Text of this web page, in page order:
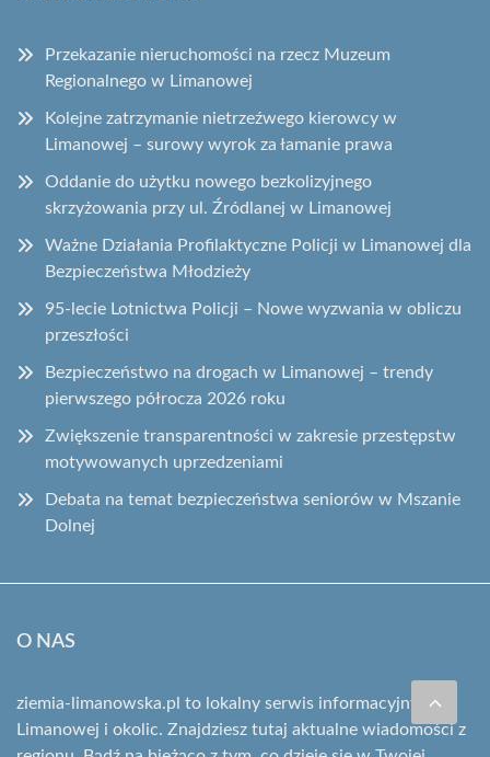
Przekazanie nieruchomości na rzecz Muzeum
Regionalnego w Limanowej
Kolejne zatrzymanie nietrzeźwego kierowcy w
Limanowej – surowy wyrok za łamanie prawa
Oddanie do użytku nowego bezkolizyjnego
skrzyżowania przy ul. Źródlanej w Limanowej
Ważne Działania Profilaktyczne Policji w Limanowej dla
Bezpieczeństwa Młodzieży
95-lecie Lotnictwa Policji – Nowe wyzwania w obliczu
przeszłości
Bezpieczeństwo na drogach w Limanowej – trendy
pierwszego półrocza 2026 roku
Zwiększenie transparentności w zakresie przestępstw
motywowanych uprzedzeniami
Debata na temat bezpieczeństwa seniorów w Mszanie
Dolnej
O NAS
ziemia-limanowska.pl to lokalny serwis informacyjny z
Limanowej i okolic. Znajdziesz tutaj aktualne wiadomości z